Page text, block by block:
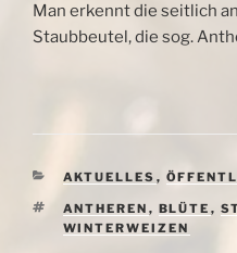
Man erkennt die seitlich
Staubbeutel, die sog.
KATEGORIEN
AKTUELLES ,
SCHLAGWÖRTER
ANTHEREN , BLÜTE ,
WINTERWEIZEN